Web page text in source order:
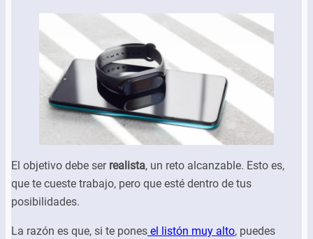
El objetivo debe ser realista, un reto alcanzable. Esto es,
que te cueste trabajo, pero que esté dentro de tus
posibilidades.
La razón es que, si te pones el listón muy alto, puedes